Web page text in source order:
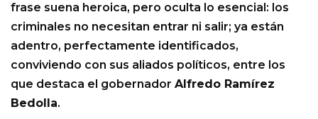
frase suena heroica, pero oculta lo esencial: los
criminales no necesitan entrar ni salir; ya están
adentro, perfectamente identificados,
conviviendo con sus aliados políticos, entre los
que destaca el gobernador Alfredo Ramírez
Bedolla.